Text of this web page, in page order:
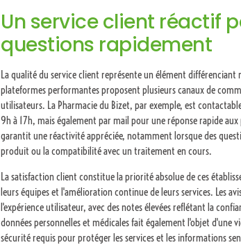
Un service client réactif
questions rapidement
La qualité du service client représente un élément différenciant
plateformes performantes proposent plusieurs canaux de
utilisateurs. La Pharmacie du Bizet, par exemple, est
9h à 17h, mais également par mail pour une réponse rapide
garantit une réactivité appréciée, notamment lorsque des
produit ou la compatibilité avec un traitement en cours.
La satisfaction client constitue la priorité absolue de ces
leurs équipes et l'amélioration continue de leurs services. Les
l'expérience utilisateur, avec des notes élevées reflétant la
données personnelles et médicales fait également l'objet d'une
sécurité requis pour protéger les services et les informations